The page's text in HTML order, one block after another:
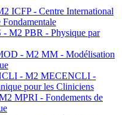
ICFP - Centre International
Fondamentale
M2 PBR - Physique par
- M2 MM - Modélisation
- M2 MECENCLI -
pour les Cliniciens
MPRI - Fondements de